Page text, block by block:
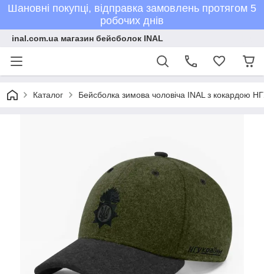
Шановні покупці, відправка замовлень протягом 5
робочих днів
inal.com.ua магазин бейсболок INAL
Каталог Бейсболка зимова чоловіча INAL з кокардою